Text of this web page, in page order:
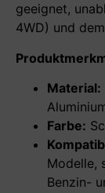
geeignet,
4WD) und
Material:
Farbe:
Modelle,
Benzin-